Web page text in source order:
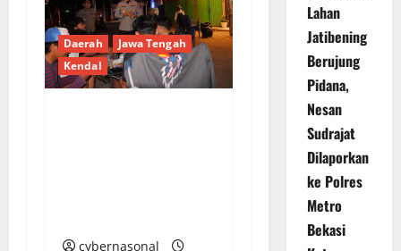
Daerah
Jawa Tengah
Kendal
cybernasonal
Lahan
Jatibening
Berujung
Pidana,
Nesan
Sudrajat
Dilaporkan
ke Polres
Metro
Bekasi